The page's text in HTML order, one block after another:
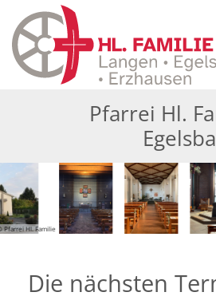
Zum Inhalt springen
Pfarrei Hl.
Die nächsten